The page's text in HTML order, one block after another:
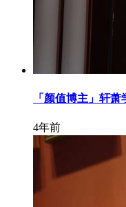
「颜值博主」轩
4年前